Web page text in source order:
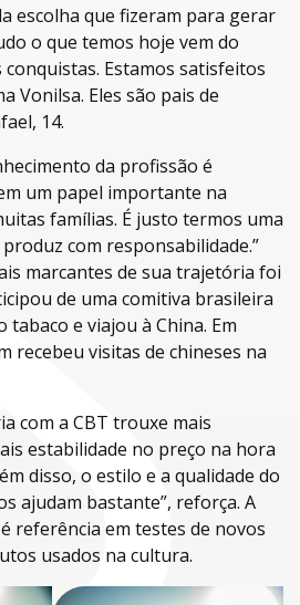
escolha que fizeram para gerar
o que temos hoje vem do
Estamos satisfeitos
Vonilsa. Eles são pais de
14.
da profissão é
um papel importante na
famílias. É justo termos uma
com responsabilidade.”
marcantes de sua trajetória foi
de uma comitiva brasileira
tabaco e viajou à China. Em
recebeu visitas de chineses na
com a CBT trouxe mais
estabilidade no preço na hora
disso, o estilo e a qualidade do
ajudam bastante”, reforça. A
referência em testes de novos
usados na cultura.